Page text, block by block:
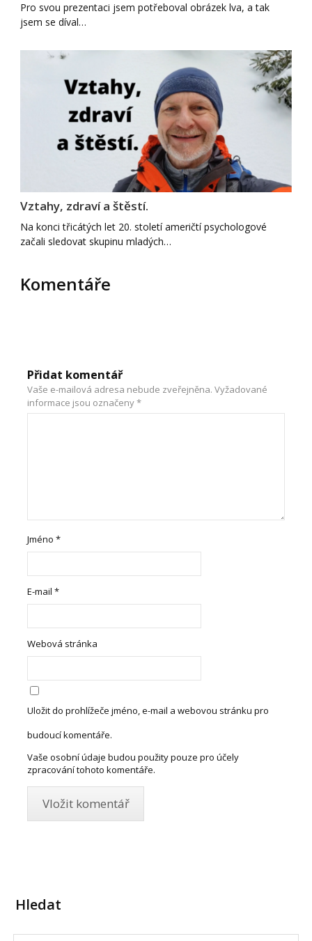
Pro svou prezentaci jsem potřeboval obrázek lva, a tak
jsem se díval…
Vztahy, zdraví a štěstí.
Na konci třicátých let 20. století američtí psychologové
začali sledovat skupinu mladých…
Komentáře
Přidat komentář
Vaše e-mailová adresa nebude zveřejněna. Vyžadované
informace jsou označeny*
Jméno*
E-mail*
Webová stránka
Uložit do prohlížeče jméno, e-mail a webovou stránku pro
budoucí komentáře.
Vaše osobní údaje budou použity pouze pro účely
zpracování tohoto komentáře.
Hledat